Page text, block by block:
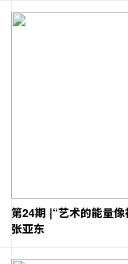
第24期 |“艺术的能量像
张亚东